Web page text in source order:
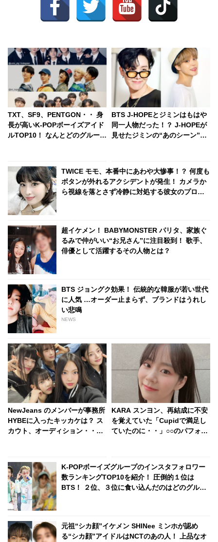
TXT、SF9、PENTGON・・ 身
長が高いK-POPボーイズアイド
ルTOP10！ なんとどのグループ
プも
BTS J-HOPEとジミンはもはや
同一人物だった！？ J-HOPEが
見せたジミンの“あのシーン”の
きの声殺到
TWICE モモ、本番中にあわや大惨事！？ 何度も
ボタンが外れるアクシデントが発生！ カメラか
ら視線を落とさず冷静に対処する彼女のプロフ
超イケメン！ BABYMONSTER パリタ、家族ぐ
るみで仲がいい“お兄さん”に注目殺到！ 歌手、
俳優として活躍するその人物とは？
BTS ジョングク効果！ 伝統的な韓服が若い世代
に人気 …オーダー止まらず、ブランドはうれし
い悲鳴
NEWS
NewJeans のメンバーが事務所
HYBEに入ったキッカケは？ ス
カウト、オーディション・・？
のか、その経緯が明らかに
KARA スンヨン、再結成に不安
を覚えていた「Cupidで満足し
ていたのに・・」○○のパフォー
じられる発言はさすがの一言
K-POPボーイズグループのインスタフォロワー
数ランキングTOP10を紹介！ 圧倒的１位は
BTS！ ２位、３位に食い込んだのはどのグルー
元祖“シカ顔”イケメン SHINee ミンホが認め
る“シカ顔”アイドルはNCTのあの人！ 上品なオ